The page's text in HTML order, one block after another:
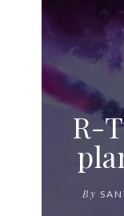
R-
By